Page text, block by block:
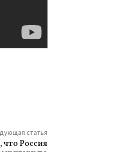
статья
что Россия